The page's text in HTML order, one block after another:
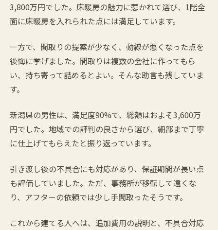
3,800万円でした。床暖房の魅力に惹かれて選び、1階全
面に床暖房を入れられた点には満足しています。
一方で、間取りの提案が少なく、動線が悪くなった点を
後悔に挙げました。間取りは複数の会社に作ってもら
い、持ち寄って詰めるとよい。そんな助言も残していま
す。
新潟県の男性は、満足度90%で、総額はおよそ3,600万
円でした。地域での評判の良さから選び、細部まで丁寧
に仕上げてもらえたと振り返っています。
引き渡し後の不具合にも対応があり、保証期間が長い点
も評価していました。ただ、事務所が移転して遠くな
り、アフターの依頼では少し手間取ったそうです。
これから建てる人へは、追加費用の説明と、不具合対応